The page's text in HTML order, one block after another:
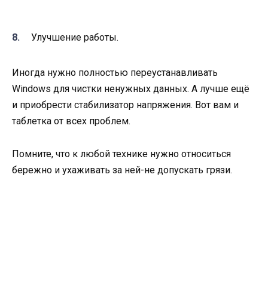
Улучшение работы.
Иногда нужно полностью переустанавливать
Windows для чистки ненужных данных. А лучше ещё
и приобрести стабилизатор напряжения. Вот вам и
таблетка от всех проблем.
Помните, что к любой технике нужно относиться
бережно и ухаживать за ней-не допускать грязи.